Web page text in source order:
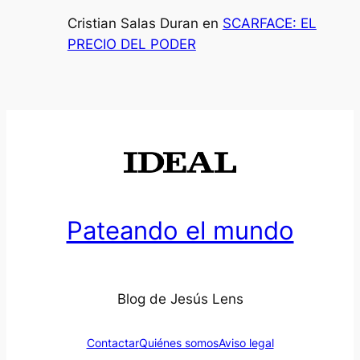
Cristian Salas Duran en SCARFACE: EL
PRECIO DEL PODER
Pateando el mundo
Blog de Jesús Lens
ContactarQuiénes somosAviso legal